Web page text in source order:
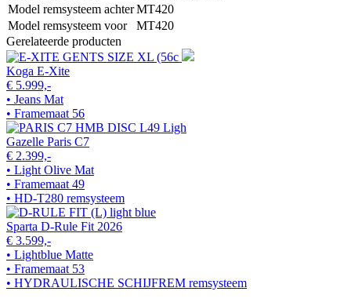
Model remsysteem achterMT420
Model remsysteem voor
MT420
Gerelateerde producten
Koga E-Xite
€ 5.999,-
• Jeans Mat
• Framemaat 56
Gazelle Paris C7
€ 2.399,-
• Light Olive Mat
• Framemaat 49
• HD-T280 remsysteem
Sparta D-Rule Fit 2026
€ 3.599,-
• Lightblue Matte
• Framemaat 53
• HYDRAULISCHE SCHIJFREM remsysteem